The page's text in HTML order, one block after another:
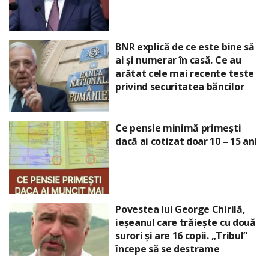
BNR explică de ce este bine să
ai și numerar în casă. Ce au
arătat cele mai recente teste
privind securitatea băncilor
Ce pensie minimă primești
dacă ai cotizat doar 10 – 15 ani
Povestea lui George Chirilă,
ieșeanul care trăiește cu două
surori și are 16 copii. „Tribul”
începe să se destrame